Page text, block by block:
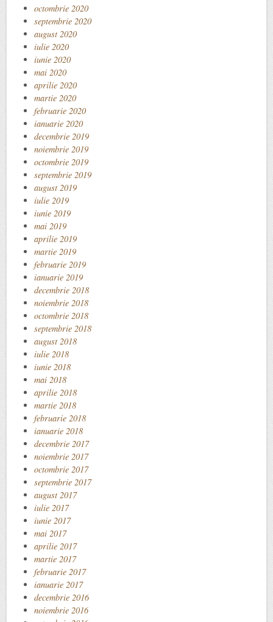
octombrie 2020
septembrie 2020
august 2020
iulie 2020
iunie 2020
mai 2020
aprilie 2020
martie 2020
februarie 2020
ianuarie 2020
decembrie 2019
noiembrie 2019
octombrie 2019
septembrie 2019
august 2019
iulie 2019
iunie 2019
mai 2019
aprilie 2019
martie 2019
februarie 2019
ianuarie 2019
decembrie 2018
noiembrie 2018
octombrie 2018
septembrie 2018
august 2018
iulie 2018
iunie 2018
mai 2018
aprilie 2018
martie 2018
februarie 2018
ianuarie 2018
decembrie 2017
noiembrie 2017
octombrie 2017
septembrie 2017
august 2017
iulie 2017
iunie 2017
mai 2017
aprilie 2017
martie 2017
februarie 2017
ianuarie 2017
decembrie 2016
noiembrie 2016